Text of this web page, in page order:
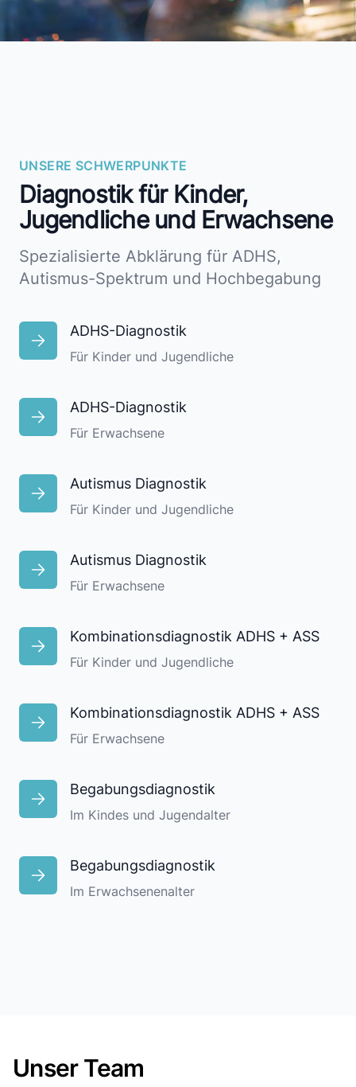
UNSERE SCHWERPUNKTE
Diagnostik für Kinder,
Jugendliche und Erwachsene
Spezialisierte Abklärung für ADHS,
Autismus-Spektrum und Hochbegabung
ADHS-Diagnostik
Für Kinder und Jugendliche
ADHS-Diagnostik
Für Erwachsene
Autismus Diagnostik
Für Kinder und Jugendliche
Autismus Diagnostik
Für Erwachsene
Kombinationsdiagnostik ADHS + ASS
Für Kinder und Jugendliche
Kombinationsdiagnostik ADHS + ASS
Für Erwachsene
Begabungsdiagnostik
Im Kindes und Jugendalter
Begabungsdiagnostik
Im Erwachsenenalter
Unser Team